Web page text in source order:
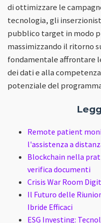
di ottimizzare le
tecnologia, gli
pubblico target in modo
massimizzando il ritorno
fondamentale affrontare
dei dati e alla
potenziale del
Remote patient
l'assistenza a
Blockchain nella
verifica documenti
Crisis War Room
Il Futuro delle
Ibride Efficaci
ESG Investing: